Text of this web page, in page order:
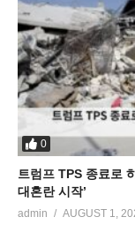
0
트럼프 TPS 종료로
대혼란 시작’
admin AUGUST 1,